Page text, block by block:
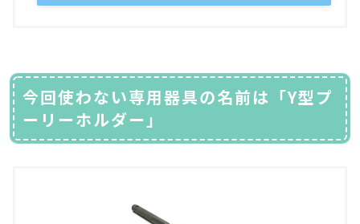
今回使わない専用器具の名前は「Y型プ
ーリーホルダー」